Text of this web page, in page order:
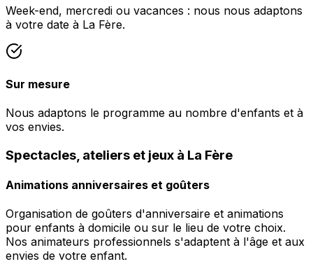
Week-end, mercredi ou vacances : nous nous adaptons
à votre date à La Fère.
Sur mesure
Nous adaptons le programme au nombre d'enfants et à
vos envies.
Spectacles, ateliers et jeux à La Fère
Animations anniversaires et goûters
Organisation de goûters d'anniversaire et animations
pour enfants à domicile ou sur le lieu de votre choix.
Nos animateurs professionnels s'adaptent à l'âge et aux
envies de votre enfant.